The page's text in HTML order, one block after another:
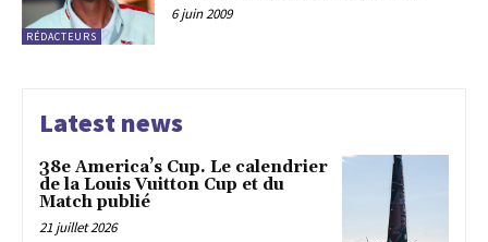
RÉDACTEURS
6 juin 2009
Latest news
38e America’s Cup. Le calendrier
de la Louis Vuitton Cup et du
Match publié
21 juillet 2026